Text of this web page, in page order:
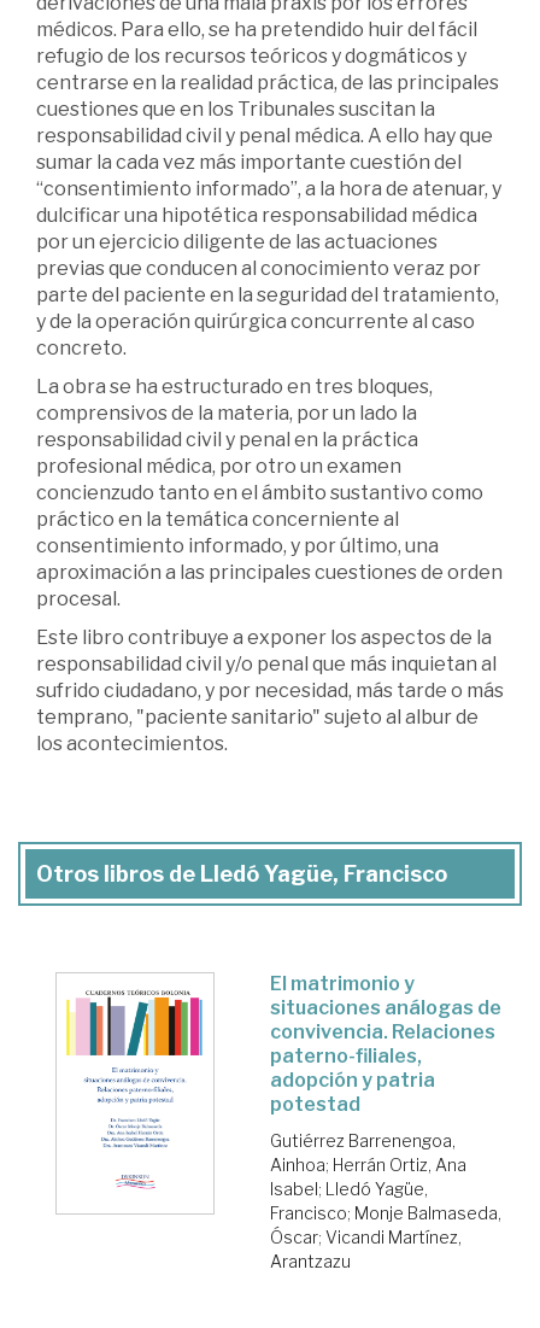
médicos. Para ello, se ha pretendido huir del fácil
refugio de los recursos teóricos y dogmáticos y
centrarse en la realidad práctica, de las principales
cuestiones que en los Tribunales suscitan la
responsabilidad civil y penal médica. A ello hay que
sumar la cada vez más importante cuestión del
“consentimiento informado”, a la hora de atenuar, y
dulcificar una hipotética responsabilidad médica
por un ejercicio diligente de las actuaciones
previas que conducen al conocimiento veraz por
parte del paciente en la seguridad del tratamiento,
y de la operación quirúrgica concurrente al caso
concreto.
La obra se ha estructurado en tres bloques,
comprensivos de la materia, por un lado la
responsabilidad civil y penal en la práctica
profesional médica, por otro un examen
concienzudo tanto en el ámbito sustantivo como
práctico en la temática concerniente al
consentimiento informado, y por último, una
aproximación a las principales cuestiones de orden
procesal.
Este libro contribuye a exponer los aspectos de la
responsabilidad civil y/o penal que más inquietan al
sufrido ciudadano, y por necesidad, más tarde o más
temprano, "paciente sanitario" sujeto al albur de
los acontecimientos.
Otros libros de Lledó Yagüe, Francisco
El matrimonio y
situaciones análogas de
convivencia. Relaciones
paterno-filiales,
adopción y patria
potestad
Gutiérrez Barrenengoa,
Ainhoa; Herrán Ortiz, Ana
Isabel; Lledó Yagüe,
Francisco; Monje Balmaseda,
Óscar; Vicandi Martínez,
Arantzazu